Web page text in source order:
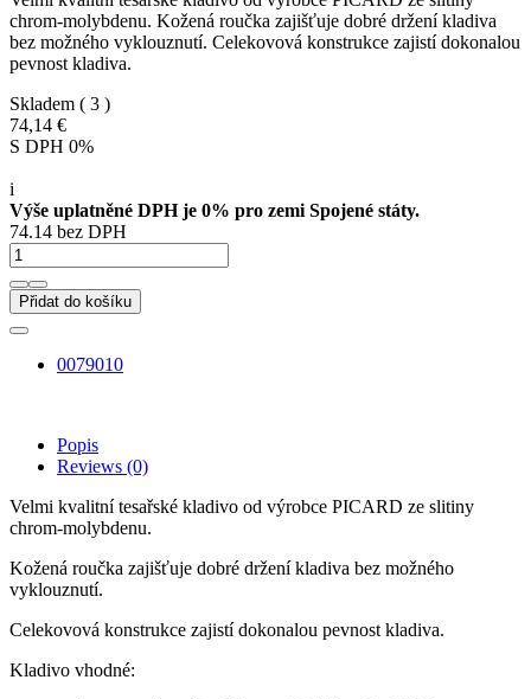
chrom-molybdenu. Kožená roučka zajišťuje dobré držení kladiva
bez možného vyklouznutí. Celekovová konstrukce zajistí dokonalou
pevnost kladiva.
Skladem ( 3 )
74,14 €
S DPH 0%
i
Výše uplatněné DPH je 0% pro zemi Spojené státy.
74.14 bez DPH
Přidat do košíku
0079010
Popis
Reviews (0)
Velmi kvalitní tesařské kladivo od výrobce PICARD ze slitiny
chrom-molybdenu.
Kožená roučka zajišťuje dobré držení kladiva bez možného
vyklouznutí.
Celekovová konstrukce zajistí dokonalou pevnost kladiva.
Kladivo vhodné: